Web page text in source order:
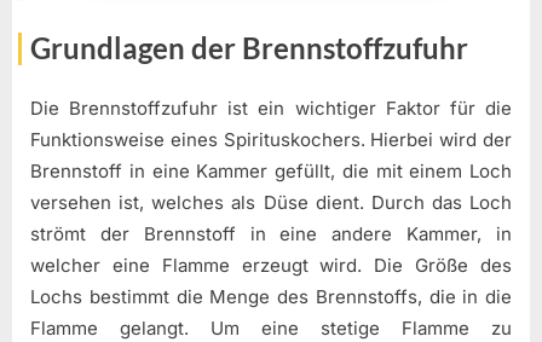
Grundlagen der Brennstoffzufuhr
Die Brennstoffzufuhr ist ein wichtiger Faktor für die
Funktionsweise eines Spirituskochers. Hierbei wird der
Brennstoff in eine Kammer gefüllt, die mit einem Loch
versehen ist, welches als Düse dient. Durch das Loch
strömt der Brennstoff in eine andere Kammer, in
welcher eine Flamme erzeugt wird. Die Größe des
Lochs bestimmt die Menge des Brennstoffs, die in die
Flamme gelangt. Um eine stetige Flamme zu